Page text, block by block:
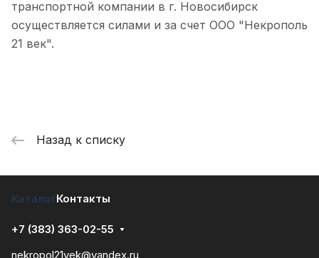
транспортной компании в г. Новосибирск
осуществляется силами и за счет ООО "Некрополь
21 век".
Назад к списку
КаталогКонтакты
+7 (383) 363-02-55
nekropol21vek@yandex.ru